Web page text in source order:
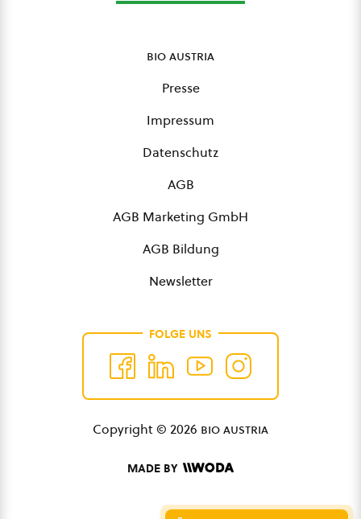
bio austria
Presse
Impressum
Datenschutz
AGB
AGB Marketing GmbH
AGB Bildung
Newsletter
FOLGE UNS
Copyright © 2026 bio austria
MADE BY